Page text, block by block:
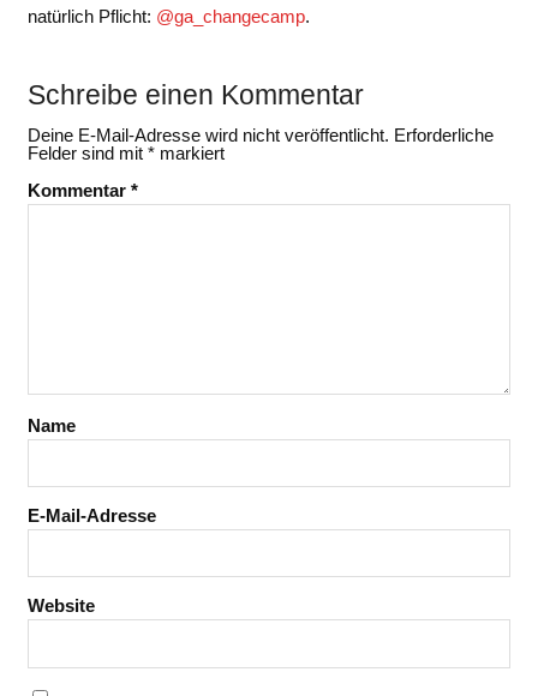
natürlich Pflicht: @ga_changecamp.
Schreibe einen Kommentar
Deine E-Mail-Adresse wird nicht veröffentlicht. Erforderliche
Felder sind mit *markiert
Kommentar *
Name
E-Mail-Adresse
Website